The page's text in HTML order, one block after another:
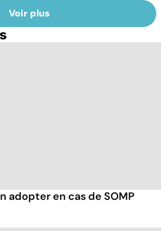
Voir plus
adopter en cas de SOMP